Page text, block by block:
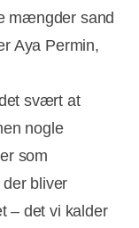
mængder sand
Aya Permin,
svært at
nogle
som
bliver
– det vi kalder